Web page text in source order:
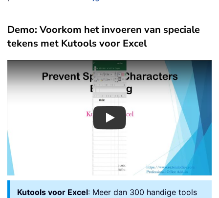
Demo: Voorkom het invoeren van speciale
tekens met Kutools voor Excel
Play
Kutools voor Excel: Meer dan 300 handige tools